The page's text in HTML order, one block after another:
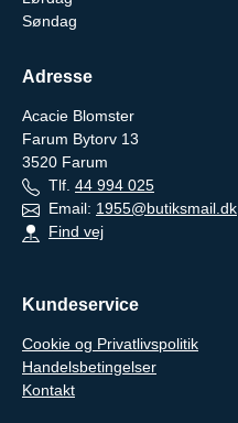
Søndag
Adresse
Acacie Blomster
Farum Bytorv 13
3520 Farum
Tlf. 44 994 025
Email: 1955@butiksmail.dk
Find vej
Kundeservice
Cookie og Privatlivspolitik
Handelsbetingelser
Kontakt